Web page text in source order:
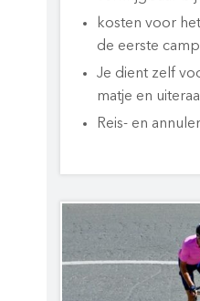
kosten voor
de eerste
Je dient zelf
matje en
Reis- en